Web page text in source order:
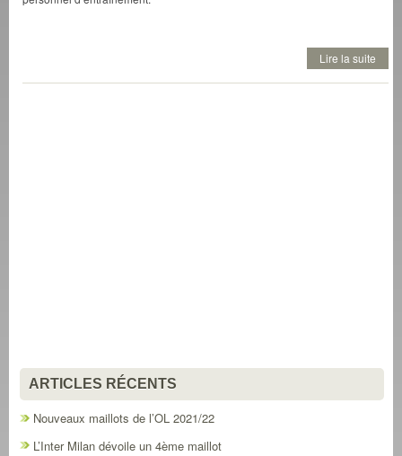
Lire la suite
ARTICLES RÉCENTS
Nouveaux maillots de l’OL 2021/22
L’Inter Milan dévoile un 4ème maillot